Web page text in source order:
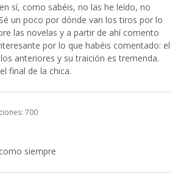
sí, como sabéis, no las he leído, no
un poco por dónde van los tiros por lo
las novelas y a partir de ahí comento
por lo que habéis comentado: el
anteriores y su traición es tremenda.
final de la chica.
700
siempre